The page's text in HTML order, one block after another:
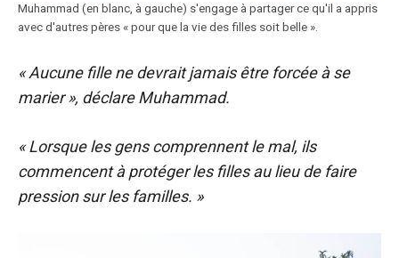
Muhammad (en blanc, à gauche) s'engage à partager ce qu'il a appris
avec d'autres pères « pour que la vie des filles soit belle ».
« Aucune fille ne devrait jamais être forcée à se
marier », déclare Muhammad.
« Lorsque les gens comprennent le mal, ils
commencent à protéger les filles au lieu de faire
pression sur les familles. »